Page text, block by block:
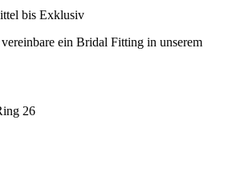
bis Exklusiv
ein Bridal Fitting in unserem
26